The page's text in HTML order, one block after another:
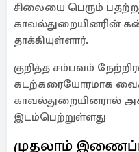
சிலையை பெரும்
காவல்துறையினரின்
தாக்கியுள்ளார்.
குறித்த சம்பவம்
கடற்கரையோரமாக
காவல்துறையினரால்
இடம்பெற்றுள்ளது
முதலாம்